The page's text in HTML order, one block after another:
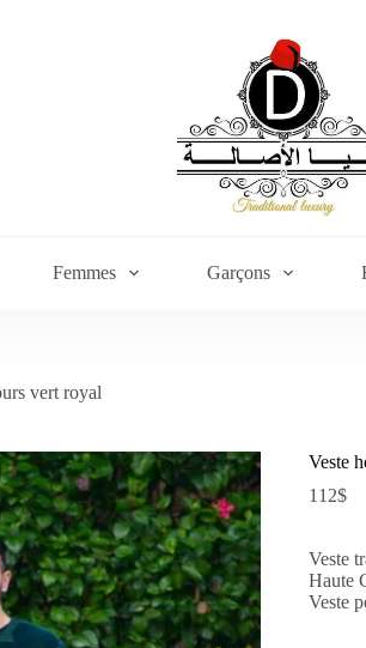
Femmes Garçons
vert royal
Veste
112$
Veste
Haute
Veste